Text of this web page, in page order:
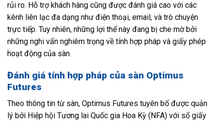
rủi ro. Hỗ trợ khách hàng cũng được đánh giá cao với các
kênh liên lạc đa dạng như điện thoại, email, và trò chuyện
trực tiếp. Tuy nhiên, những lợi thế này đang bị che mờ bởi
những nghi vấn nghiêm trọng về tính hợp pháp và giấy phép
hoạt động của sàn.
Đánh giá tính hợp pháp của sàn Optimus
Futures
Theo thông tin từ sàn, Optimus Futures tuyên bố được quản
lý bởi Hiệp hội Tương lai Quốc gia Hoa Kỳ (NFA) với số giấy